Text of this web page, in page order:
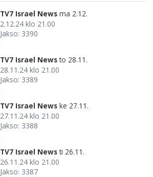
TV7 Israel News ma 2.12.
2.12.24 klo 21.00
Jakso: 3390
TV7 Israel News to 28.11.
28.11.24 klo 21.00
Jakso: 3389
TV7 Israel News ke 27.11.
27.11.24 klo 21.00
Jakso: 3388
TV7 Israel News ti 26.11.
26.11.24 klo 21.00
Jakso: 3387